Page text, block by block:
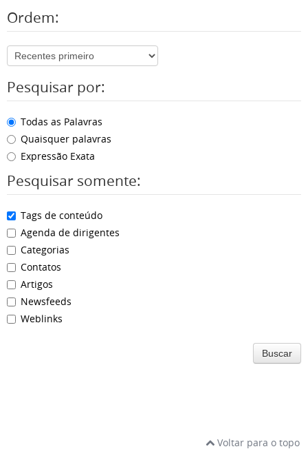
Ordem:
Pesquisar por:
Todas as Palavras
Quaisquer palavras
Expressão Exata
Pesquisar somente:
Tags de conteúdo
Agenda de dirigentes
Categorias
Contatos
Artigos
Newsfeeds
Weblinks
Buscar
Voltar para o topo